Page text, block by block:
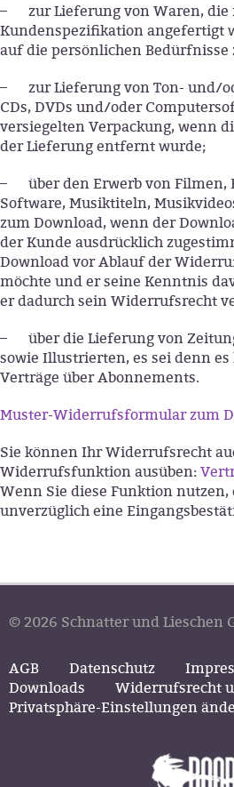
– zur Lieferung von Waren, die
Kundenspezifikation angefertigt
auf die persönlichen
– zur Lieferung von Ton- und/
CDs, DVDs und/oder
versiegelten Verpackung, wenn
der Lieferung entfernt wurde;
– über den Erwerb von Filmen,
Software, Musiktiteln,
zum Download, wenn der
der Kunde ausdrücklich
Download vor Ablauf der
möchte und er seine Kenntnis
er dadurch sein Widerrufsrecht
– über die Lieferung von
sowie Illustrierten, es sei denn
Verträge über Abonnements.
Muster-Widerrufsformular zum
Sie können Ihr Widerrufsrecht
Widerrufsfunktion ausüben:
Wenn Sie diese Funktion nutzen,
unverzüglich eine
© 2026 Schnatter und Lieschen
AGB Datenschutz
Downloads
Widerrufsrecht
Privatsphäre-Einstellungen